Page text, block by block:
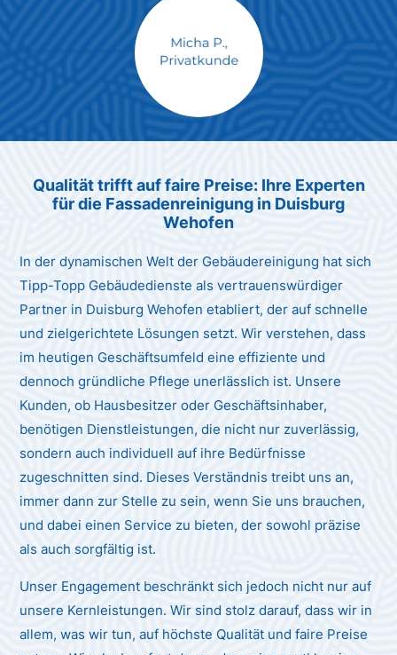
Max Mustermann
Qualität trifft auf faire Preise: Ihre Experten
für die Fassadenreinigung in Duisburg
Wehofen
In der dynamischen Welt der Gebäudereinigung hat sich
Tipp-Topp Gebäudedienste als vertrauenswürdiger
Partner in Duisburg Wehofen etabliert, der auf schnelle
und zielgerichtete Lösungen setzt. Wir verstehen, dass
im heutigen Geschäftsumfeld eine effiziente und
dennoch gründliche Pflege unerlässlich ist. Unsere
Kunden, ob Hausbesitzer oder Geschäftsinhaber,
benötigen Dienstleistungen, die nicht nur zuverlässig,
sondern auch individuell auf ihre Bedürfnisse
zugeschnitten sind. Dieses Verständnis treibt uns an,
immer dann zur Stelle zu sein, wenn Sie uns brauchen,
und dabei einen Service zu bieten, der sowohl präzise
als auch sorgfältig ist.
Unser Engagement beschränkt sich jedoch nicht nur auf
unsere Kernleistungen. Wir sind stolz darauf, dass wir in
allem, was wir tun, auf höchste Qualität und faire Preise